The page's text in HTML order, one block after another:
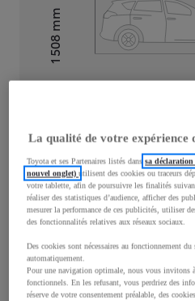
Hauteur1 508
mm
Largeur
1 794mm
Consommation mixte
La qualité de votre expérience
Toyota et ses Partenaires listés danssa
nouvel onglet)utilisent des cookies ou traceurs
votre tablette, afin de poursuivre les finalités
réaliser des statistiques d’audience, afficher des
mesurer la performance de ces publicités, utiliser
des fonctionnalités relatives aux réseaux sociaux.
Des cookies sont nécessaires au fonctionnement
automatiquement.
Pour une navigation optimale, nous vous invitons
fonctionnels. En les refusant, vous perdriez des
réserve de votre consentement préalable, des